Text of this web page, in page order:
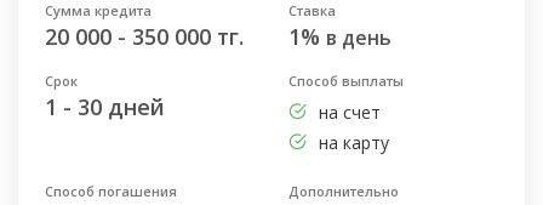
Сумма кредита
20 000 - 350 000 тг.
Ставка
1% в день
Срок
1 - 30 дней
Способ выплаты
на счет
на карту
Способ погашения Дополнительно